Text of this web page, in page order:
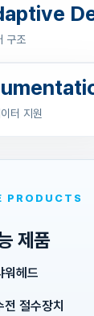
구조
터 지원
PRODUCTS
제품
워헤드
절수장치